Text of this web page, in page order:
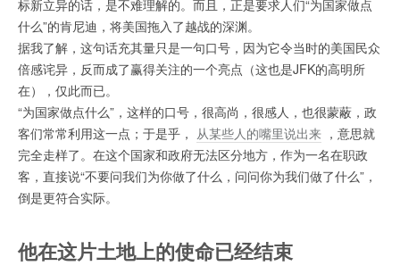
标新立异的话，是不难理解的。而且，正是要求人们“为国家做点
什么”的肯尼迪，将美国拖入了越战的深渊。
据我了解，这句话充其量只是一句口号，因为它令当时的美国民众
倍感诧异，反而成了赢得关注的一个亮点（这也是JFK的高明所
在），仅此而已。
“为国家做点什么”，这样的口号，很高尚，很感人，也很蒙蔽，政
客们常常利用这一点；于是乎， 从某些人的嘴里说出来 ，意思就
完全走样了。在这个国家和政府无法区分地方，作为一名在职政
客，直接说“不要问我们为你做了什么，问问你为我们做了什么”，
倒是更符合实际。
他在这片土地上的使命已经结束